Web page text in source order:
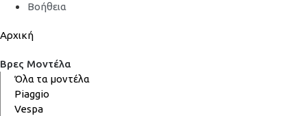
Βοήθεια
Αρχική
Βρες Μοντέλα
Όλα τα μοντέλα
Piaggio
Vespa